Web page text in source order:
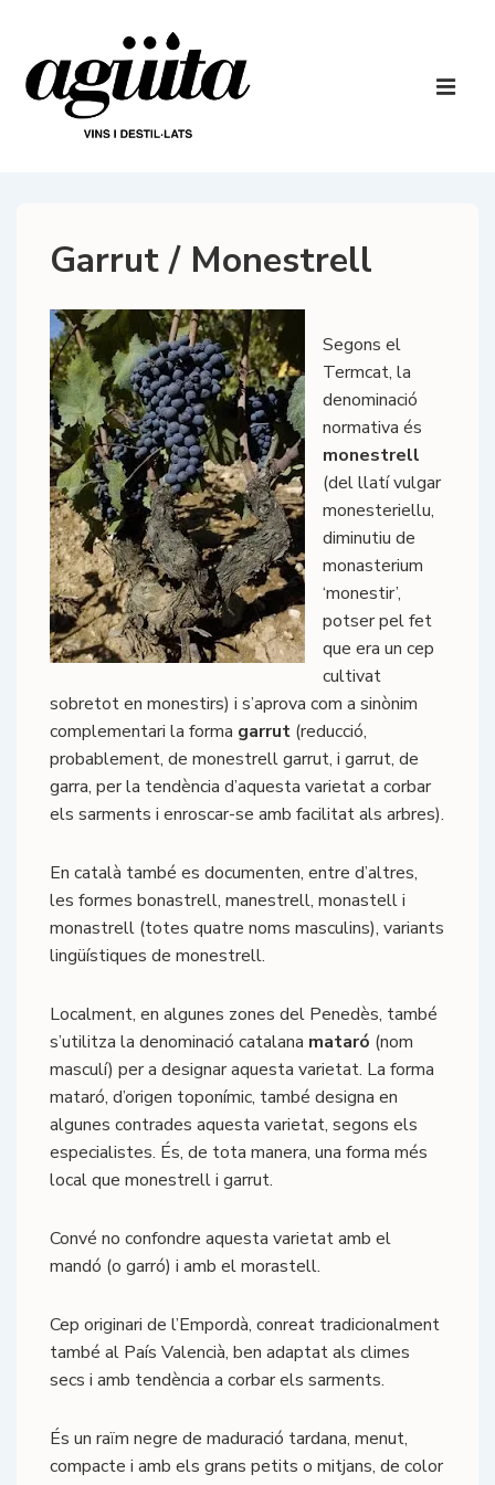
contingut
principal
Garrut / Monestrell
Segons el
Termcat, la
denominació
normativa és
monestrell
(del llatí vulgar
monesteriellu,
diminutiu de
monasterium
‘monestir’,
potser pel fet
que era un cep
cultivat
sobretot en monestirs) i s’aprova com a sinònim
complementari la forma garrut (reducció,
probablement, de monestrell garrut, i garrut, de
garra, per la tendència d’aquesta varietat a corbar
els sarments i enroscar-se amb facilitat als arbres).
En català també es documenten, entre d’altres,
les formes bonastrell, manestrell, monastell i
monastrell (totes quatre noms masculins), variants
lingüístiques de monestrell.
Localment, en algunes zones del Penedès, també
s’utilitza la denominació catalana mataró (nom
masculí) per a designar aquesta varietat. La forma
mataró, d’origen toponímic, també designa en
algunes contrades aquesta varietat, segons els
especialistes. És, de tota manera, una forma més
local que monestrell i garrut.
Convé no confondre aquesta varietat amb el
mandó (o garró) i amb el morastell.
Cep originari de l’Empordà, conreat tradicionalment
també al País Valencià, ben adaptat als climes
secs i amb tendència a corbar els sarments.
És un raïm negre de maduració tardana, menut,
compacte i amb els grans petits o mitjans, de color